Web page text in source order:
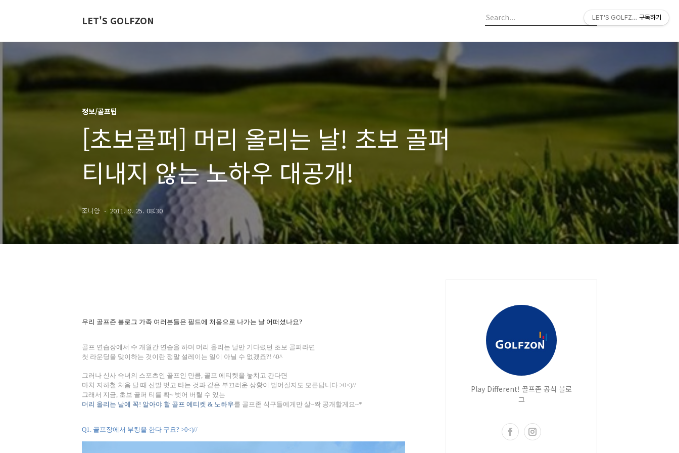
LET'S GOLFZON
정보/골프팁
[초보골퍼] 머리 올리는 날! 초보 골퍼
티내지 않는 노하우 대공개!
조니양 2011. 9. 25. 08:30
우리 골프존 블로그 가족 여러분들은 필드에 처음으로 나가는 날 어떠셨나요?
골프 연습장에서 수 개월간 연습을 하며 머리 올리는 날만 기다렸던 초보 골퍼라면
첫 라운딩을 맞이하는 것이란 정말 설레이는 일이 아닐 수 없겠죠?! ^0^
그러나 신사 숙녀의 스포츠인 골프인 만큼, 골프 에티켓을 놓치고 간다면
마치 지하철 처음 탈 때 신발 벗고 타는 것과 같은 부끄러운 상황이 벌어질지도 모른답니다 >0<)//
그래서 지금, 초보 골퍼 티를 확~ 벗어 버릴 수 있는
머리 올리는 날에 꼭! 알아야 할 골프 에티켓 & 노하우를 골프존 식구들에게만 살~짝 공개할게요~*
Q1. 골프장에서 부킹을 한다 구요? >0<)//
Play Different! 골프존 공식 블로
그
LET'S GOLFZON구독하기